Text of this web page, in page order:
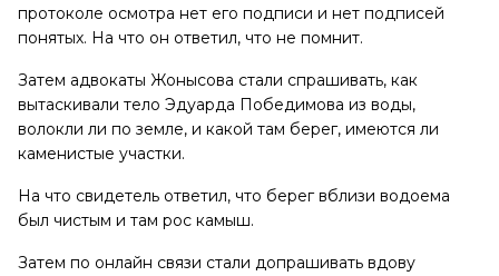
протоколе осмотра нет его подписи и нет подписей
понятых. На что он ответил, что не помнит.
Затем адвокаты Жонысова стали спрашивать, как
вытаскивали тело Эдуарда Победимова из воды,
волокли ли по земле, и какой там берег, имеются ли
каменистые участки.
На что свидетель ответил, что берег вблизи водоема
был чистым и там рос камыш.
Затем по онлайн связи стали допрашивать вдову